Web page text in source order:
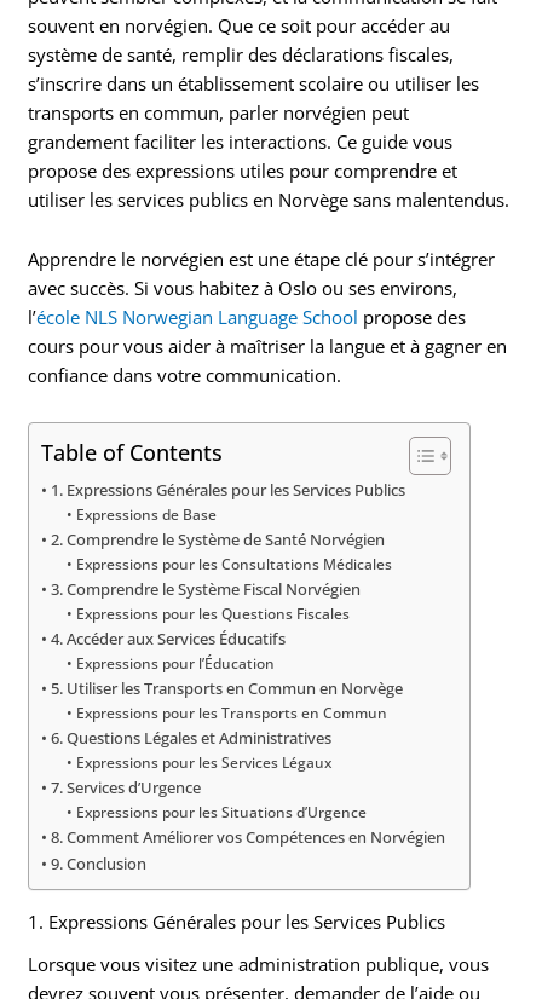
souvent en norvégien. Que ce soit pour accéder au
système de santé, remplir des déclarations fiscales,
s’inscrire dans un établissement scolaire ou utiliser les
transports en commun, parler norvégien peut
grandement faciliter les interactions. Ce guide vous
propose des expressions utiles pour comprendre et
utiliser les services publics en Norvège sans malentendus.
Apprendre le norvégien est une étape clé pour s’intégrer
avec succès. Si vous habitez à Oslo ou ses environs,
l’école NLS Norwegian Language School propose des
cours pour vous aider à maîtriser la langue et à gagner en
confiance dans votre communication.
Table of Contents
1. Expressions Générales pour les Services Publics
Expressions de Base
2. Comprendre le Système de Santé Norvégien
Expressions pour les Consultations Médicales
3. Comprendre le Système Fiscal Norvégien
Expressions pour les Questions Fiscales
4. Accéder aux Services Éducatifs
Expressions pour l’Éducation
5. Utiliser les Transports en Commun en Norvège
Expressions pour les Transports en Commun
6. Questions Légales et Administratives
Expressions pour les Services Légaux
7. Services d’Urgence
Expressions pour les Situations d’Urgence
8. Comment Améliorer vos Compétences en Norvégien
9. Conclusion
1. Expressions Générales pour les Services Publics
Lorsque vous visitez une administration publique, vous
devrez souvent vous présenter, demander de l’aide ou